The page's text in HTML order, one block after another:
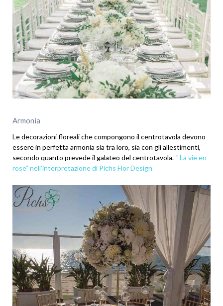
Armonia
Le decorazioni floreali che compongono il centrotavola devono
essere in perfetta armonia sia tra loro, sia con gli allestimenti,
secondo quanto prevede il galateo del centrotavola. “ La vie en
rose” nell’interpretazione di Pichs Flor Design